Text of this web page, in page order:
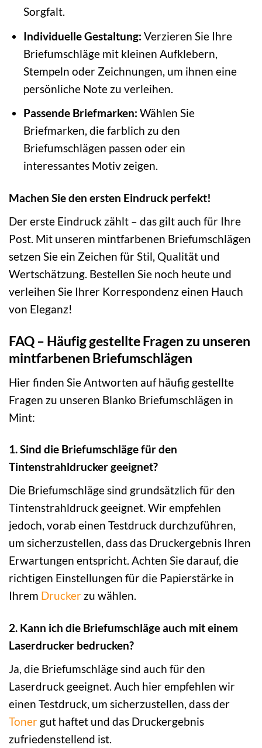
Sorgfalt.
Individuelle Gestaltung: Verzieren Sie Ihre
Briefumschläge mit kleinen Aufklebern,
Stempeln oder Zeichnungen, um ihnen eine
persönliche Note zu verleihen.
Passende Briefmarken: Wählen Sie
Briefmarken, die farblich zu den
Briefumschlägen passen oder ein
interessantes Motiv zeigen.
Machen Sie den ersten Eindruck perfekt!
Der erste Eindruck zählt – das gilt auch für Ihre
Post. Mit unseren mintfarbenen Briefumschlägen
setzen Sie ein Zeichen für Stil, Qualität und
Wertschätzung. Bestellen Sie noch heute und
verleihen Sie Ihrer Korrespondenz einen Hauch
von Eleganz!
FAQ – Häufig gestellte Fragen zu unseren
mintfarbenen Briefumschlägen
Hier finden Sie Antworten auf häufig gestellte
Fragen zu unseren Blanko Briefumschlägen in
Mint:
1. Sind die Briefumschläge für den
Tintenstrahldrucker geeignet?
Die Briefumschläge sind grundsätzlich für den
Tintenstrahldruck geeignet. Wir empfehlen
jedoch, vorab einen Testdruck durchzuführen,
um sicherzustellen, dass das Druckergebnis Ihren
Erwartungen entspricht. Achten Sie darauf, die
richtigen Einstellungen für die Papierstärke in
Ihrem Drucker zu wählen.
2. Kann ich die Briefumschläge auch mit einem
Laserdrucker bedrucken?
Ja, die Briefumschläge sind auch für den
Laserdruck geeignet. Auch hier empfehlen wir
einen Testdruck, um sicherzustellen, dass der
Toner gut haftet und das Druckergebnis
zufriedenstellend ist.